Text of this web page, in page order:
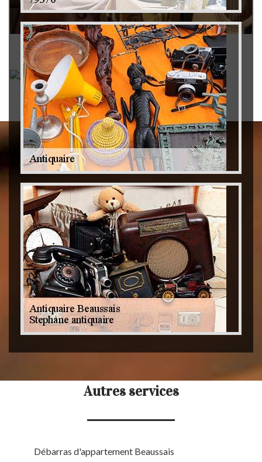
Rachat instrument de musique 79
Achat antiquité 79
Autres services
Débarras d'appartement Beaussais